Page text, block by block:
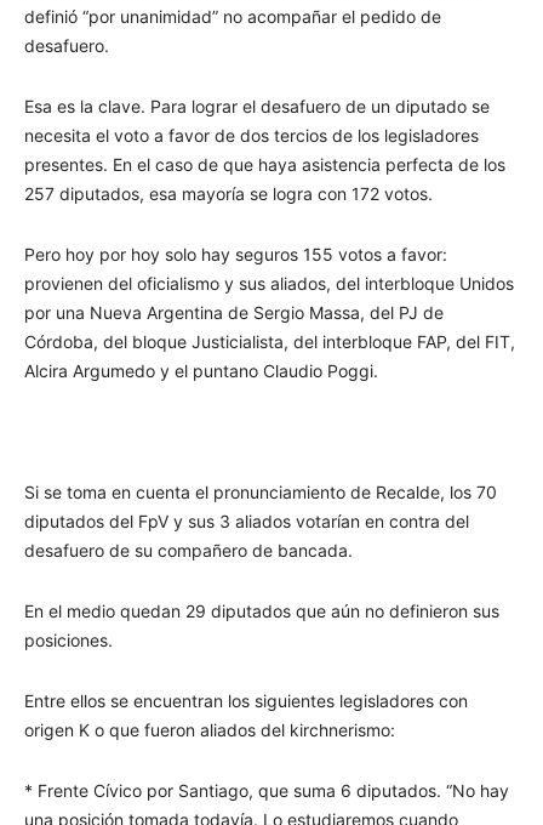
definió “por unanimidad” no acompañar el pedido de
desafuero.
Esa es la clave. Para lograr el desafuero de un diputado se
necesita el voto a favor de dos tercios de los legisladores
presentes. En el caso de que haya asistencia perfecta de los
257 diputados, esa mayoría se logra con 172 votos.
Pero hoy por hoy solo hay seguros 155 votos a favor:
provienen del oficialismo y sus aliados, del interbloque Unidos
por una Nueva Argentina de Sergio Massa, del PJ de
Córdoba, del bloque Justicialista, del interbloque FAP, del FIT,
Alcira Argumedo y el puntano Claudio Poggi.
Si se toma en cuenta el pronunciamiento de Recalde, los 70
diputados del FpV y sus 3 aliados votarían en contra del
desafuero de su compañero de bancada.
En el medio quedan 29 diputados que aún no definieron sus
posiciones.
Entre ellos se encuentran los siguientes legisladores con
origen K o que fueron aliados del kirchnerismo:
* Frente Cívico por Santiago, que suma 6 diputados. “No hay
una posición tomada todavía. Lo estudiaremos cuando